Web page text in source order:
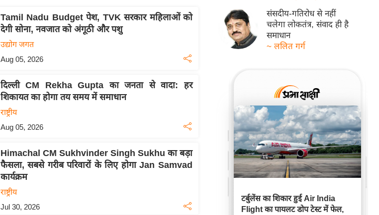
Tamil Nadu Budget पेश, TVK सरकार महिलाओं को
देगी सोना, नवजात को अंगूठी और पशु
उद्योग जगत
Aug 05, 2026
दिल्ली CM Rekha Gupta का जनता से वादा: हर
शिकायत का होगा तय समय में समाधान
राष्ट्रीय
Aug 05, 2026
Himachal CM Sukhvinder Singh Sukhu का बड़ा
फैसला, सबसे गरीब परिवारों के लिए होगा Jan Samvad
कार्यक्रम
राष्ट्रीय
Jul 30, 2026
संसदीय-गतिरोध से नहीं
चलेगा लोकतंत्र, संवाद ही है
समाधान
~ ललित गर्ग
टर्बुलेंस का शिकार हुई Air India
Flight का पायलट डोप टेस्ट में फेल,